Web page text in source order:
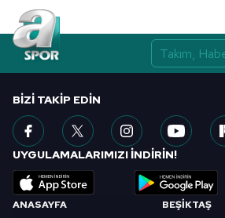
ANASAYFA
BEŞİKTAŞ
BIZI TAKIP EDIN
UYGULAMALARIMIZI İNDİRİN!